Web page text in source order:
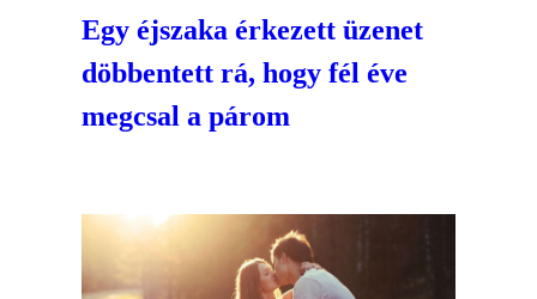
Egy éjszaka érkezett üzenet
döbbentett rá, hogy fél éve
megcsal a párom